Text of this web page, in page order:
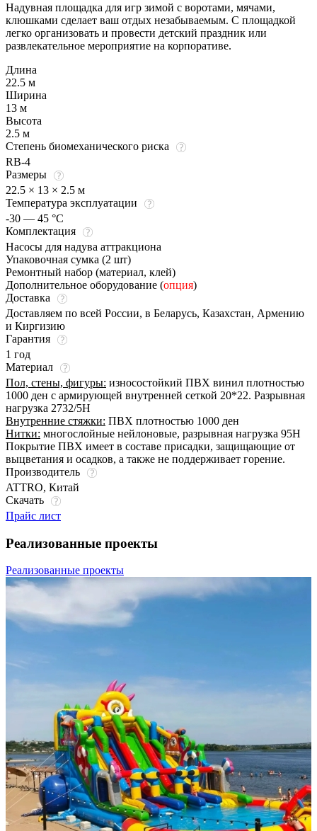
Надувная площадка для игр зимой с воротами, мячами,
клюшками сделает ваш отдых незабываемым. С площадкой
легко организовать и провести детский праздник или
развлекательное мероприятие на корпоративе.
Длина
22.5 м
Ширина
13 м
Высота
2.5 м
Степень биомеханического риска
RB-4
Размеры
22.5 × 13 × 2.5 м
Температура эксплуатации
-30 — 45 °C
Комплектация
Насосы для надува аттракциона
Упаковочная сумка (2 шт)
Ремонтный набор (материал, клей)
Дополнительное оборудование (опция)
Доставка
Доставляем по всей России, в Беларусь, Казахстан, Армению
и Киргизию
Гарантия
1 год
Материал
Пол, стены, фигуры: износостойкий ПВХ винил плотностью
1000 ден с армирующей внутренней сеткой 20*22. Разрывная
нагрузка 2732/5Н
Внутренние стяжки: ПВХ плотностью 1000 ден
Нитки: многослойные нейлоновые, разрывная нагрузка 95Н
Покрытие ПВХ имеет в составе присадки, защищающие от
выцветания и осадков, а также не поддерживает горение.
Производитель
ATTRO, Китай
Скачать
Прайс лист
Реализованные проекты
Реализованные проекты